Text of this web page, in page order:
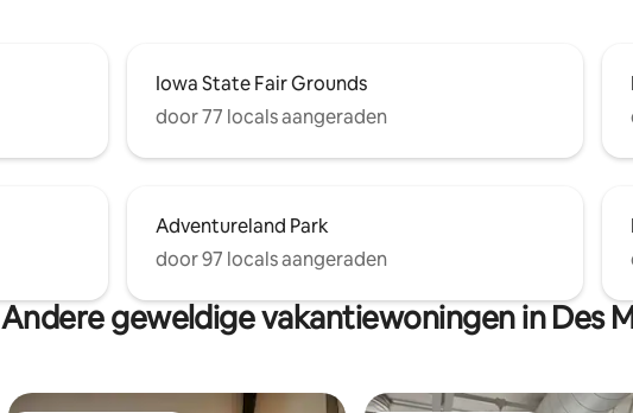
Iowa State Fair Grounds
door 77 locals aangeraden
Adventureland Park
door 97 locals aangeraden
Andere geweldige vakantiewoningen in Des